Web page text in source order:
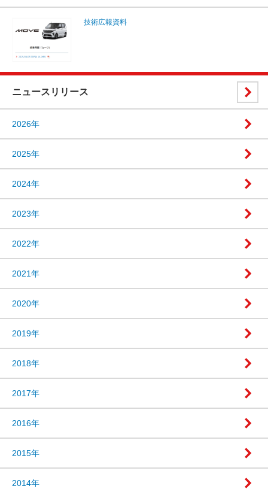
技術広報資料
ニュースリリース
2026年
2025年
2024年
2023年
2022年
2021年
2020年
2019年
2018年
2017年
2016年
2015年
2014年